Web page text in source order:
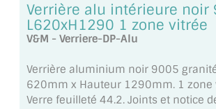
MIROIR DÉCORATIF DE COULEUR
MIROIR POUR PORTE
Verrière alu intérieure noir
L620xH1290 1 zone vitrée
V&M - Verriere-DP-Alu
Verrière aluminium noir 9005
620mm x Hauteur 1290mm. 1 zone
Verre feuilleté 44.2. Joints et notice